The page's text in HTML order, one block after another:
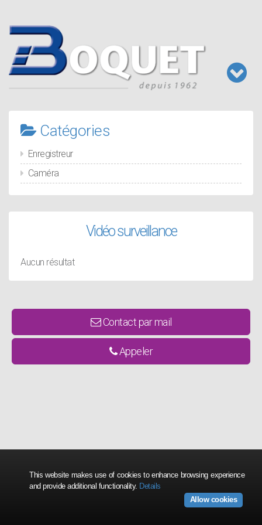
contenu
principal
Catégories
Enregistreur
Caméra
Vidéo surveillance
Aucun résultat
Contact par mail
Appeler
This website makes use of cookies to enhance browsing experience
and provide additional functionality. Details
Allow cookies